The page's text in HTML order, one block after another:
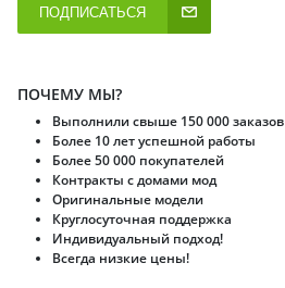
ПОДПИСАТЬСЯ
ПОЧЕМУ МЫ?
Выполнили свыше 150 000 заказов
Более 10 лет успешной работы
Более 50 000 покупателей
Контракты с домами мод
Оригинальные модели
Круглосуточная поддержка
Индивидуальный подход!
Всегда низкие цены!